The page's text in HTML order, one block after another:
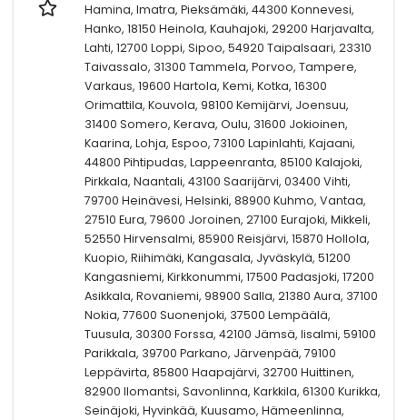
Hamina, Imatra, Pieksämäki, 44300 Konnevesi,
Hanko, 18150 Heinola, Kauhajoki, 29200 Harjavalta,
Lahti, 12700 Loppi, Sipoo, 54920 Taipalsaari, 23310
Taivassalo, 31300 Tammela, Porvoo, Tampere,
Varkaus, 19600 Hartola, Kemi, Kotka, 16300
Orimattila, Kouvola, 98100 Kemijärvi, Joensuu,
31400 Somero, Kerava, Oulu, 31600 Jokioinen,
Kaarina, Lohja, Espoo, 73100 Lapinlahti, Kajaani,
44800 Pihtipudas, Lappeenranta, 85100 Kalajoki,
Pirkkala, Naantali, 43100 Saarijärvi, 03400 Vihti,
79700 Heinävesi, Helsinki, 88900 Kuhmo, Vantaa,
27510 Eura, 79600 Joroinen, 27100 Eurajoki, Mikkeli,
52550 Hirvensalmi, 85900 Reisjärvi, 15870 Hollola,
Kuopio, Riihimäki, Kangasala, Jyväskylä, 51200
Kangasniemi, Kirkkonummi, 17500 Padasjoki, 17200
Asikkala, Rovaniemi, 98900 Salla, 21380 Aura, 37100
Nokia, 77600 Suonenjoki, 37500 Lempäälä,
Tuusula, 30300 Forssa, 42100 Jämsä, Iisalmi, 59100
Parikkala, 39700 Parkano, Järvenpää, 79100
Leppävirta, 85800 Haapajärvi, 32700 Huittinen,
82900 Ilomantsi, Savonlinna, Karkkila, 61300 Kurikka,
Seinäjoki, Hyvinkää, Kuusamo, Hämeenlinna,